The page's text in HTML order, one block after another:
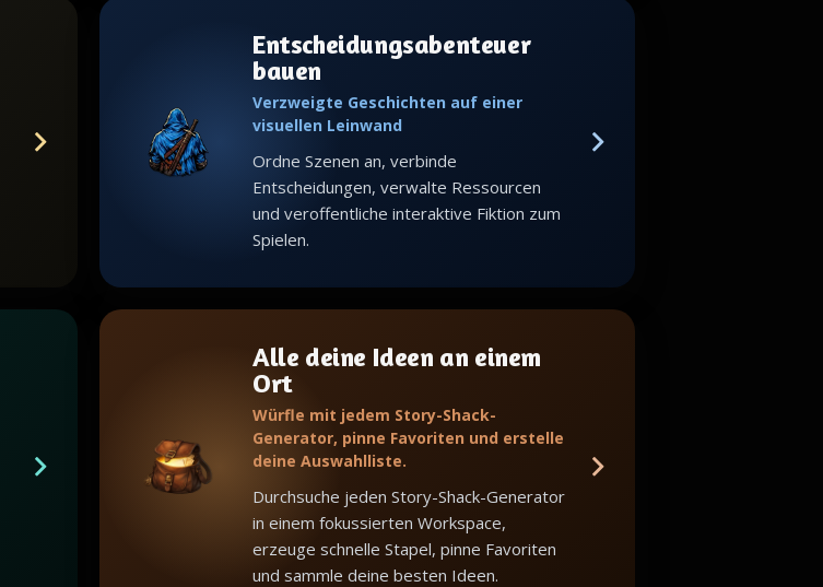
Entscheidungsabenteuer
bauen
Verzweigte Geschichten auf einer
visuellen Leinwand
Ordne Szenen an, verbinde
Entscheidungen, verwalte Ressourcen
und veroffentliche interaktive Fiktion zum
Spielen.
Alle deine Ideen an einem
Ort
Würfle mit jedem Story-Shack-
Generator, pinne Favoriten und erstelle
deine Auswahlliste.
Durchsuche jeden Story-Shack-Generator
in einem fokussierten Workspace,
erzeuge schnelle Stapel, pinne Favoriten
und sammle deine besten Ideen.